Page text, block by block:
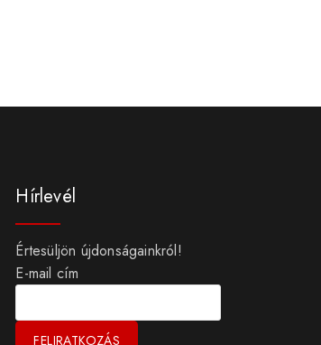
Hírlevél
Értesüljön újdonságainkról!
E-mail cím